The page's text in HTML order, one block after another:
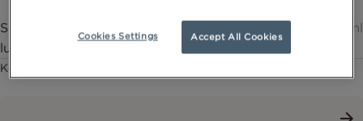
Soft & Soothing Cleansing Lotion – Vårdande och
lugnande rengöringslotion
200ml
Köp nu
Cookies Settings Accept All Cookies